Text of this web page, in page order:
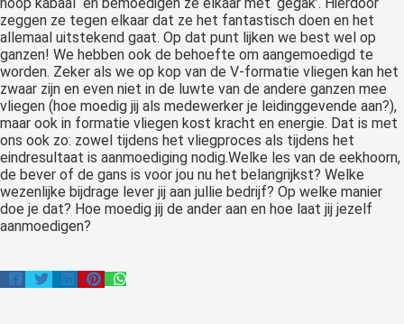
zeggen ze tegen elkaar dat ze het fantastisch doen en het
allemaal uitstekend gaat. Op dat punt lijken we best wel op
ganzen! We hebben ook de behoefte om aangemoedigd te
worden. Zeker als we op kop van de V-formatie vliegen kan het
zwaar zijn en even niet in de luwte van de andere ganzen mee
vliegen (hoe moedig jij als medewerker je leidinggevende aan?),
maar ook in formatie vliegen kost kracht en energie. Dat is met
ons ook zo: zowel tijdens het vliegproces als tijdens het
eindresultaat is aanmoediging nodig.Welke les van de eekhoorn,
de bever of de gans is voor jou nu het belangrijkst? Welke
wezenlijke bijdrage lever jij aan jullie bedrijf? Op welke manier
doe je dat? Hoe moedig jij de ander aan en hoe laat jij jezelf
aanmoedigen?